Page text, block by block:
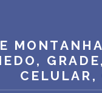
CELULAR,